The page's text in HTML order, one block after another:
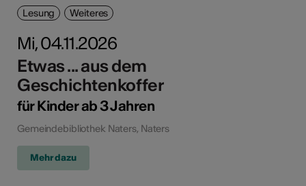
Lesung Weiteres
Mi, 04.11.2026
Etwas ... aus dem
Geschichtenkoffer
für Kinder ab 3 Jahren
Gemeindebibliothek Naters, Naters
Mehr dazu